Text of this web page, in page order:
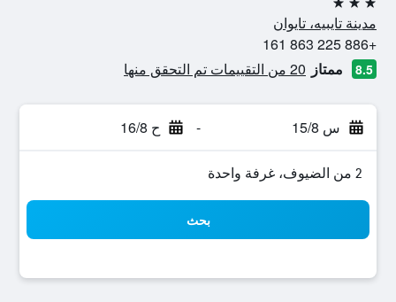
3 نجوم
مدينة تايبيه، تايوان
+886 225 863 161
8.5 ممتاز 20 من التقييمات تم التحقق منها
س 15/8 - ح 16/8
2 من الضيوف، غرفة واحدة
بحث